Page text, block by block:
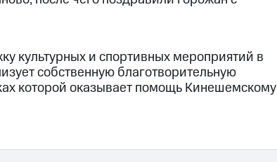
культурных и спортивных мероприятий в
собственную благотворительную
которой оказывает помощь Кинешемскому